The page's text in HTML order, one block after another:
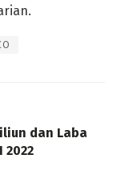
dan Laba
2022